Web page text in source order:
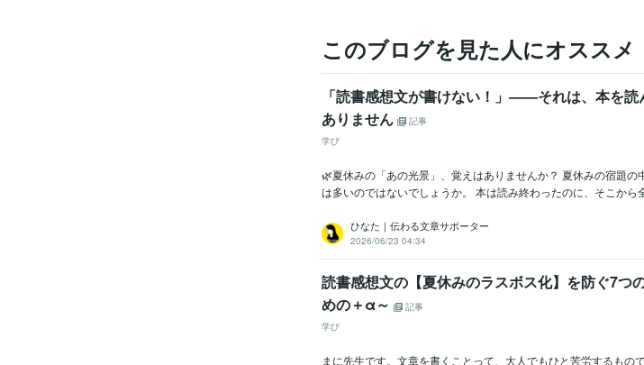
このブログを見た人にオススメ
「読書感想文が書けない！」——それは、本を読
ありません
記事
学び
🌿夏休みの「あの光景」、覚えはありませんか？ 夏休みの宿題
は多いのではないでしょうか。 本は読み終わったのに、そこか
ひなた｜伝わる文章サポーター
2026/06/23 04:34
読書感想文の【夏休みのラスボス化】を防ぐ7つ
めの＋α～
記事
学び
まに先生です。文章を書くことって、大人でもひと苦労するもの